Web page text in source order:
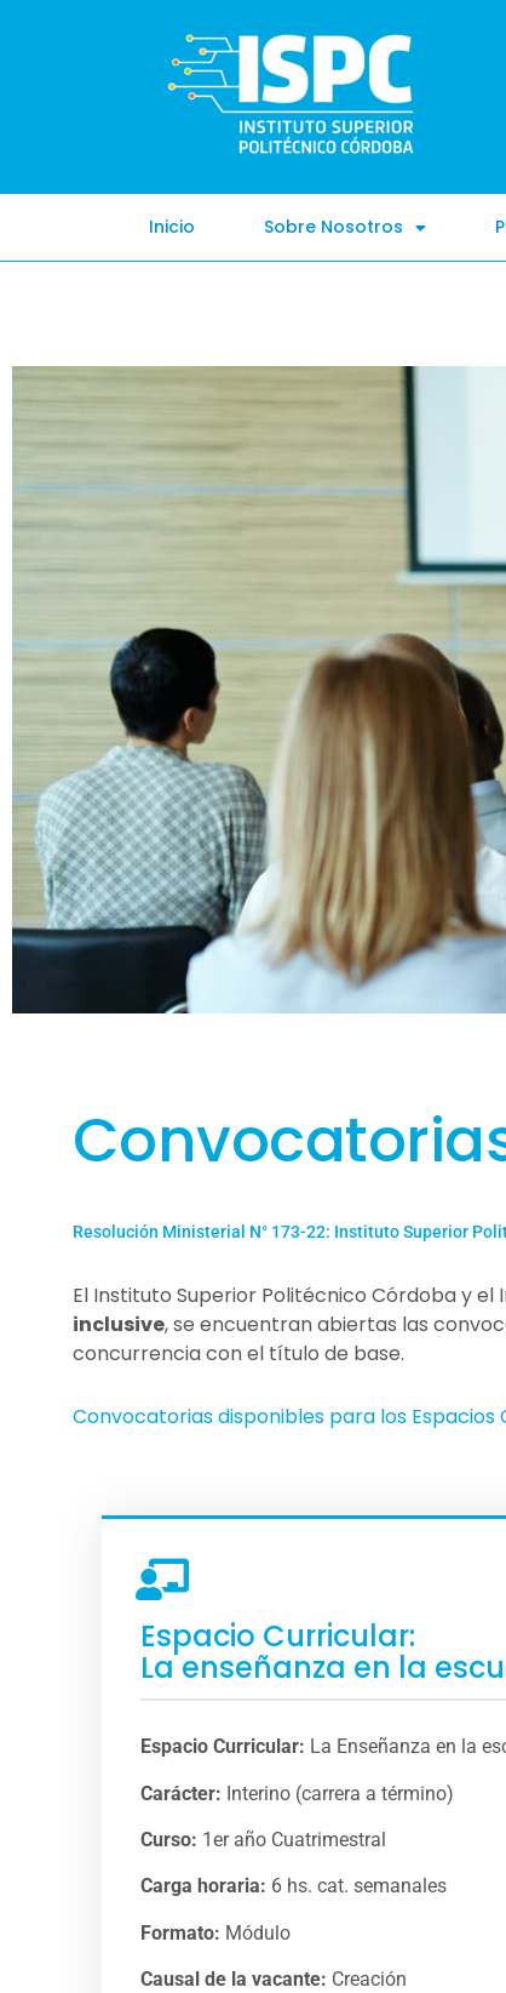
Inicio Sobre Nosotros
Resolución Ministerial N° 173-22: Instituto Superior
El Instituto Superior Politécnico Córdoba y
inclusive, se encuentran abiertas las
concurrencia con el título de base.
Convocatorias disponibles para los Espacios
Espacio Curricular:
La enseñanza en la
Espacio Curricular: La Enseñanza en la
Carácter: Interino (carrera a término)
Curso: 1er año Cuatrimestral
Carga horaria: 6 hs. cat. semanales
Formato: Módulo
Causal de la vacante: Creación